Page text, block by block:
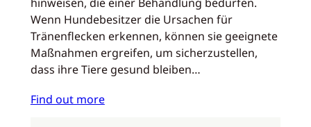
Wenn Hundebesitzer die Ursachen für
Tränenflecken erkennen, können sie geeignete
Maßnahmen ergreifen, um sicherzustellen,
dass ihre Tiere gesund bleiben…
Find out more